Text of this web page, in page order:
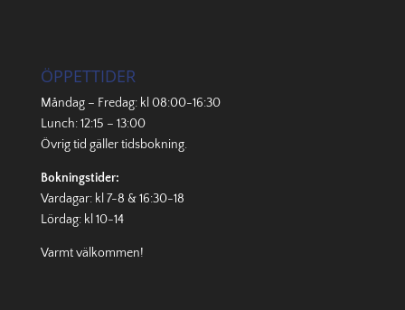
ÖPPETTIDER
Måndag – Fredag: kl 08:00-16:30
Lunch: 12:15 – 13:00
Övrig tid gällertidsbokning.
Bokningstider:
Vardagar: kl 7-8 & 16:30-18
Lördag: kl 10-14
Varmt välkommen!